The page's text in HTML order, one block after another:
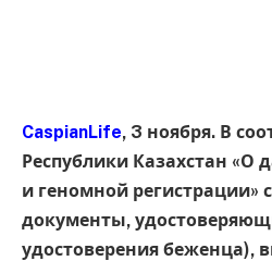
CaspianLife, 3 ноября. В
Республики Казахстан «О
и геномной регистрации»
документы,
удостоверения беженца),